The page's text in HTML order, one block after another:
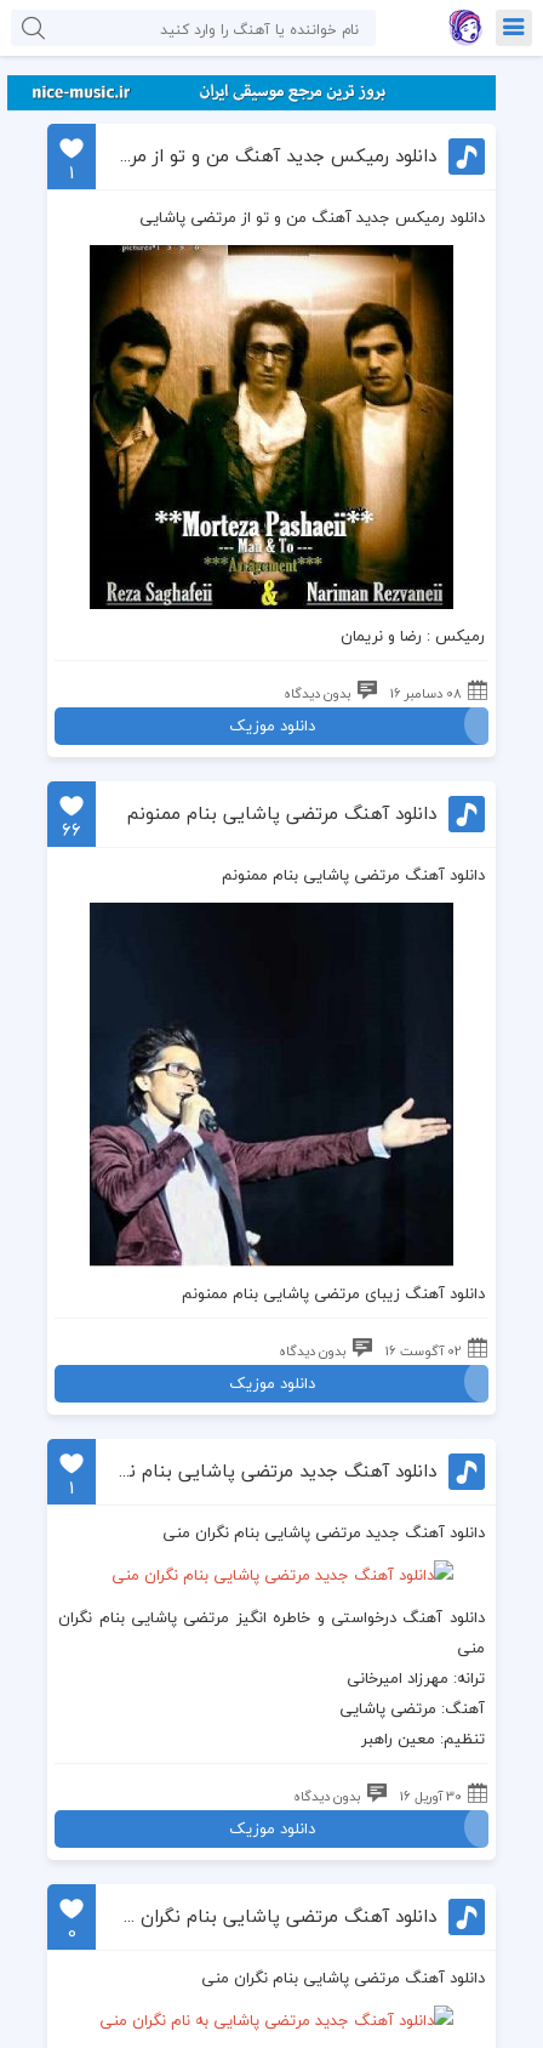
دانلود رمیکس جدید آهنگ من و تو از مرتضی پاشایی
1
دانلود رمیکس جدید آهنگ من و تو از مرتضی پاشایی
رمیکس : رضا و نریمان
08 دسامبر 16 بدون دیدگاه
دانلود موزیک
دانلود آهنگ مرتضی پاشایی بنام ممنونم
66
دانلود آهنگ مرتضی پاشایی بنام ممنونم
دانلودآهنگ زیبای مرتضی پاشایی بنام ممنونم
02 آگوست 16 بدون دیدگاه
دانلود موزیک
دانلود آهنگ جدید مرتضی پاشایی بنام نگران منی
1
دانلود آهنگ جدید مرتضی پاشایی بنام نگران منی
دانلود آهنگ درخواستی و خاطره انگیز مرتضی پاشایی بنام نگران
منی
ترانه: مهرزاد امیرخانی
آهنگ: مرتضی پاشایی
تنظیم: معین راهبر
30 آوریل 16 بدون دیدگاه
دانلود موزیک
دانلود آهنگ مرتضی پاشایی بنام نگران منی
0
دانلود آهنگ مرتضی پاشایی بنام نگران منی